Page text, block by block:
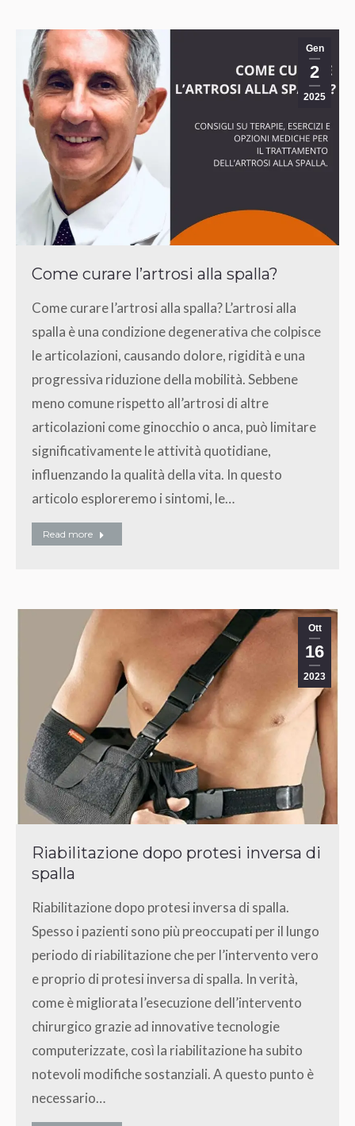
Gen
2
2025
Come curare l’artrosi alla spalla?
Come curare l’artrosi alla spalla? L’artrosi alla
spalla è una condizione degenerativa che colpisce
le articolazioni, causando dolore, rigidità e una
progressiva riduzione della mobilità. Sebbene
meno comune rispetto all’artrosi di altre
articolazioni come ginocchio o anca, può limitare
significativamente le attività quotidiane,
influenzando la qualità della vita. In questo
articolo esploreremo i sintomi, le…
Read more
Ott
16
2023
Riabilitazione dopo protesi inversa di
spalla
Riabilitazione dopo protesi inversa di spalla.
Spesso i pazienti sono più preoccupati per il lungo
periodo di riabilitazione che per l’intervento vero
e proprio di protesi inversa di spalla. In verità,
come è migliorata l’esecuzione dell’intervento
chirurgico grazie ad innovative tecnologie
computerizzate, così la riabilitazione ha subito
notevoli modifiche sostanziali. A questo punto è
necessario…